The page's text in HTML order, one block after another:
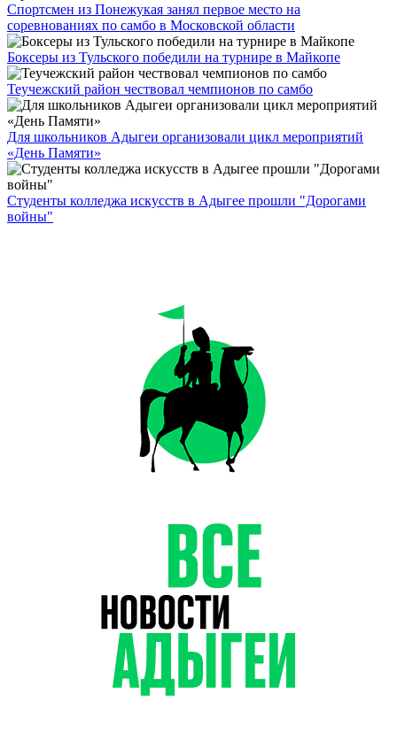
Спортсмен из Понежукая занял первое место на
соревнованиях по самбо в Московской области
Боксеры из Тульского победили на турнире в Майкопе
Теучежский район чествовал чемпионов по самбо
Для школьников Адыгеи организовали цикл мероприятий
«День Памяти»
Студенты колледжа искусств в Адыгее прошли "Дорогами
войны"